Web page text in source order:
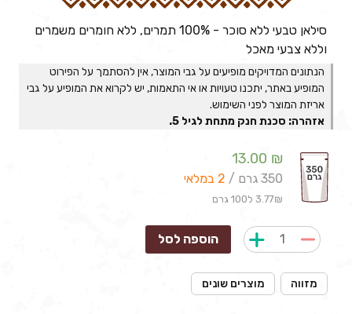
סילאן טבעי ללא סוכר - 100% תמרים, ללא חומרים משמרים
וללא צבעי מאכל
הנתונים המדויקים מופיעים על גבי המוצר, אין להסתמך על הפירוט
המופיע באתר, יתכנו טעויות או אי התאמות, יש לקרוא את המופיע על גבי
אריזת המוצר לפני השימוש.
אזהרה: סכנת חנק מתחת לגיל 5.
13.00 ₪
350 גרם / 2 במלאי
3.77₪ ל100 גרם
הוספה לסל
מזווה מוצרים שונים